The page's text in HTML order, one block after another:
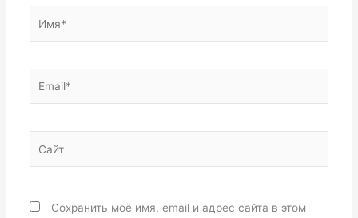
Сохранить моё имя, email и адрес сайта в этом